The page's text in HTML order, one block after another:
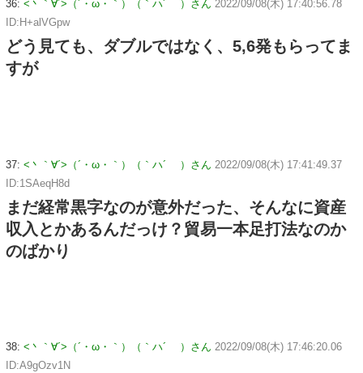
36: <丶｀∀´>（´・ω・｀）（｀ハ´ ）さん 2022/09/08(木) 17:40:56.78
ID:H+alVGpw
どう見ても、ダブルではなく、5,6発もらってま
すが
37: <丶｀∀´>（´・ω・｀）（｀ハ´ ）さん 2022/09/08(木) 17:41:49.37
ID:1SAeqH8d
まだ経常黒字なのが意外だった、そんなに資産
収入とかあるんだっけ？貿易一本足打法なのか
のばかり
38: <丶｀∀´>（´・ω・｀）（｀ハ´ ）さん 2022/09/08(木) 17:46:20.06
ID:A9gOzv1N